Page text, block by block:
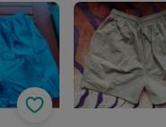
Obserwuj